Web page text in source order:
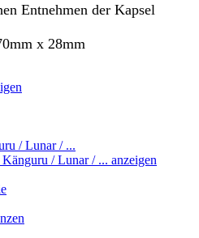
Entnehmen der Kapsel
x 28mm
/ Lunar / ...
/ Lunar / ... anzeigen